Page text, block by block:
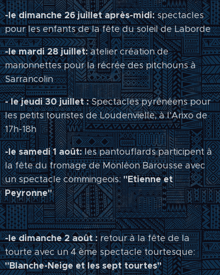
-le dimanche 26 juillet après-midi:spectacles
pour les enfants de la fête du soleil de Laborde
-le mardi 28 juillet:atelier création de
marionnettes pour la récrée des pitchouns à
Sarrancolin
- le jeudi 30 juillet :Spectacles pyrénéens pour
les petits touristes de Loudenvielle, à l'Arixo de
17h-18h
-le samedi 1 août:les pantouflards participent à
la fête du fromage de Monléon Barousse avec
un spectacle commingeois:"Etienne et
Peyronne"
-le dimanche 2 août :retour à la fête de la
tourte avec un 4 ème spectacle tourtesque:
"Blanche-Neige et les sept tourtes"